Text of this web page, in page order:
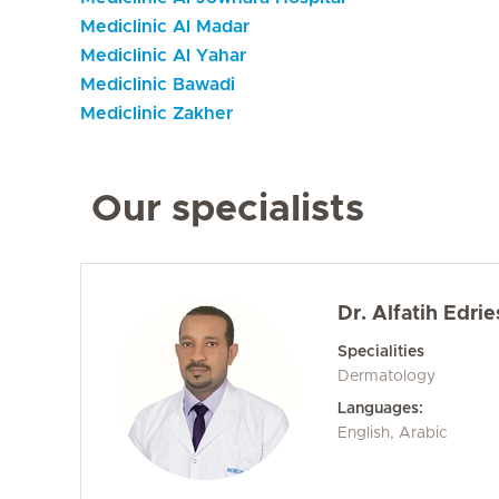
Mediclinic Al Madar
Mediclinic Al Yahar
Mediclinic Bawadi
Mediclinic Zakher
Our specialists
Dr. Alfatih
Specialities
Dermatology
Languages:
English, Arabic